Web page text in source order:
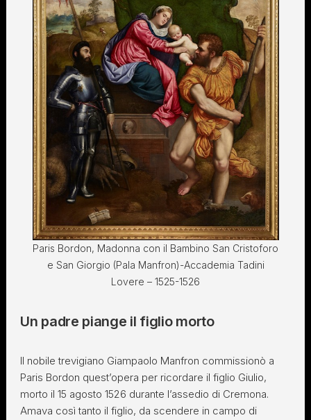
Paris Bordon, Madonna con il Bambino San Cristoforo
e San Giorgio (Pala Manfron)-Accademia Tadini
Lovere – 1525-1526
Un padre piange il figlio morto
Il nobile trevigiano Giampaolo Manfron commissionò a
Paris Bordon quest’opera per ricordare il figlio Giulio,
morto il 15 agosto 1526 durante l’assedio di Cremona.
Amava così tanto il figlio, da scendere in campo di